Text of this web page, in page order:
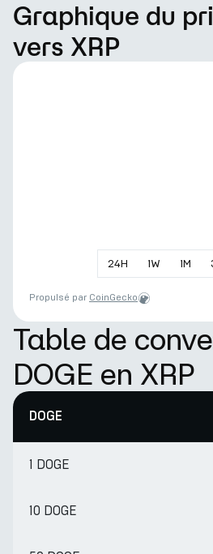
Graphique du
vers XRP
24H 1W 1M
Propulsé par CoinGecko
Table de
DOGE en XRP
DOGE
1 DOGE
10 DOGE